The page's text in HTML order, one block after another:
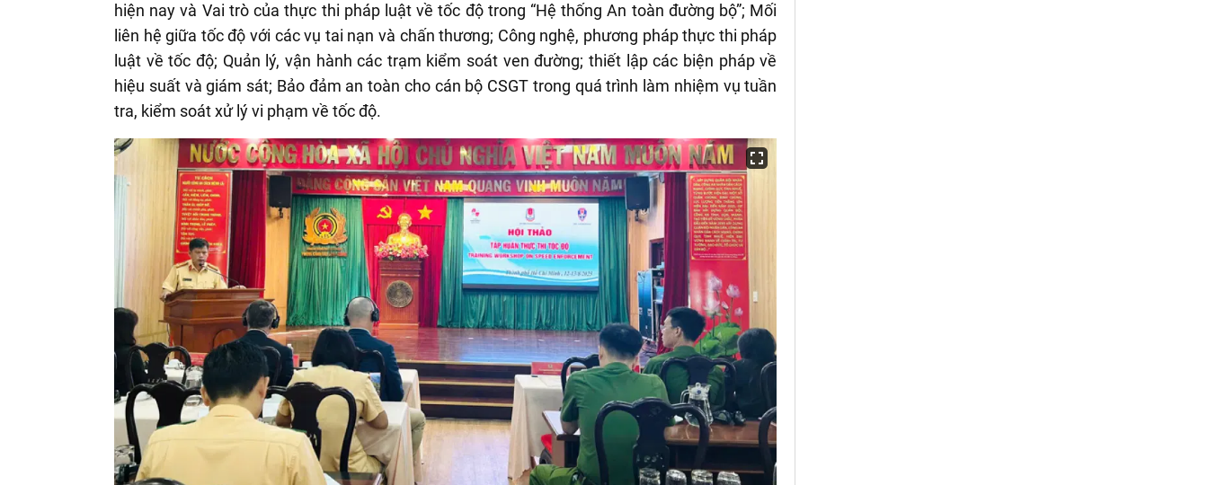
hiện nay và Vai trò của thực thi pháp luật về tốc độ trong “Hệ thống An toàn đường bộ”; Mối
liên hệ giữa tốc độ với các vụ tai nạn và chấn thương; Công nghệ, phương pháp thực thi pháp
luật về tốc độ; Quản lý, vận hành các trạm kiểm soát ven đường; thiết lập các biện pháp về
hiệu suất và giám sát; Bảo đảm an toàn cho cán bộ CSGT trong quá trình làm nhiệm vụ tuần
tra, kiểm soát xử lý vi phạm về tốc độ.